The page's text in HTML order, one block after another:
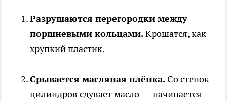
Разрушаются перегородки между
поршневыми кольцами.Крошатся, как
хрупкий пластик.
Срывается масляная плёнка. Со стенок
цилиндров сдувает масло — начинается